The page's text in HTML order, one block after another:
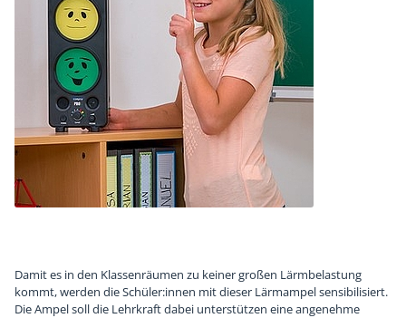
Damit es in den Klassenräumen zu keiner großen Lärmbelastung
kommt, werden die Schüler:innen mit dieser Lärmampel sensibilisiert.
Die Ampel soll die Lehrkraft dabei unterstützen eine angenehme